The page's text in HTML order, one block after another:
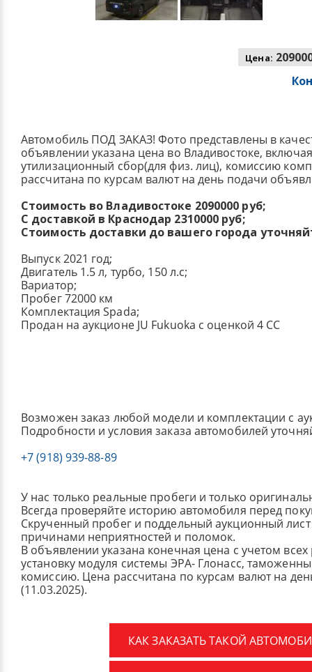
Цена:
Автомобиль ПОД ЗАКАЗ! Фото представлены в
объявлении указана цена во Владивостоке,
утилизационный сбор(для физ. лиц), комиссию
рассчитана по курсам валют на день подачи
Стоимость во Владивостоке 2090000 руб;
С доставкой в Краснодар 2310000 руб;
Стоимость доставки до вашего города
Выпуск 2021 год;
Двигатель 1.5 л, турбо, 150 л.с;
Вариатор;
Пробег 72000 км
Комплектация Spada;
Продан на аукционе JU Fukuoka с оценкой 4 CC
Возможен заказ любой модели и комплектации с
Подробности и условия заказа автомобилей
+7 (918) 939-88-89
У нас только реальные пробеги и только
Всегда проверяйте историю автомобиля перед
Скрученный пробег и поддельный аукционный лист
причинами неприятностей и поломок.
В объявлении указана конечная цена с учетом
установку модуля системы ЭРА- Глонасс,
комиссию. Цена рассчитана по курсам валют на
(11.03.2025).
КАК ЗАКАЗАТЬ ТАКОЙ